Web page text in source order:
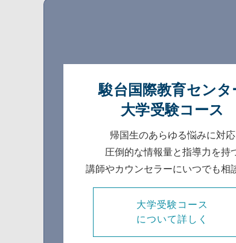
駿台国際教育センタ
大学受験コース
帰国生のあらゆる悩みに対応
圧倒的な情報量と指導力を持
講師やカウンセラーにいつでも相
大学受験コース
について詳しく